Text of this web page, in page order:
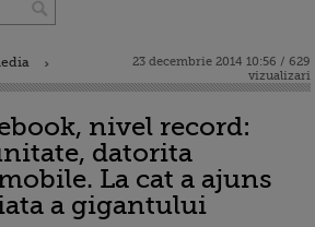
23 decembrie 2014 10:56 / 629
vizualizari
nivel record:
datorita
La cat a ajuns
a gigantului